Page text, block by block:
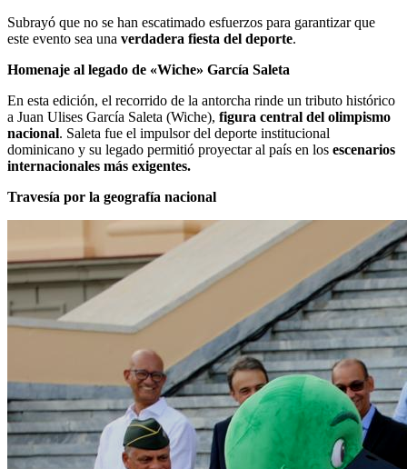
Subrayó que no se han escatimado esfuerzos para garantizar que
este evento sea una verdadera fiesta del deporte.
Homenaje al legado de «Wiche» García Saleta
En esta edición, el recorrido de la antorcha rinde un tributo histórico
a Juan Ulises García Saleta (Wiche), figura central del olimpismo
nacional. Saleta fue el impulsor del deporte institucional
dominicano y su legado permitió proyectar al país en los escenarios
internacionales más exigentes.
Travesía por la geografía nacional